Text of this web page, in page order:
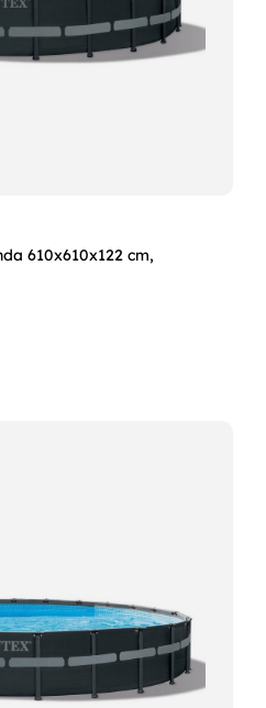
610x610x122 cm,